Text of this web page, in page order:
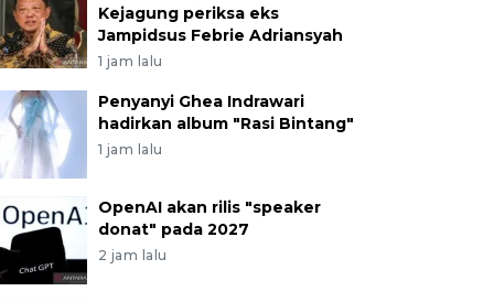
Kejagung periksa eks
Jampidsus Febrie Adriansyah
1 jam lalu
Penyanyi Ghea Indrawari
hadirkan album "Rasi Bintang"
1 jam lalu
OpenAI akan rilis "speaker
donat" pada 2027
2 jam lalu